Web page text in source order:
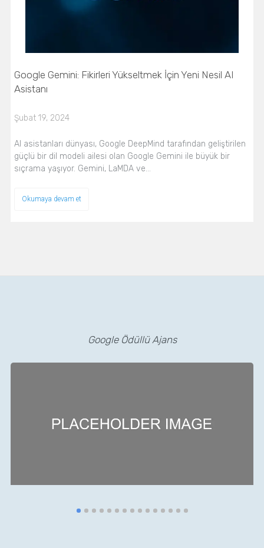
Google Gemini: Fikirleri Yükseltmek İçin Yeni Nesil AI
Asistanı
Şubat 19, 2024
AI asistanları dünyası, Google DeepMind tarafından geliştirilen
güçlü bir dil modeli ailesi olan Google Gemini ile büyük bir
sıçrama yaşıyor. Gemini, LaMDA ve…
Okumaya devam et
Google Ödüllü Ajans